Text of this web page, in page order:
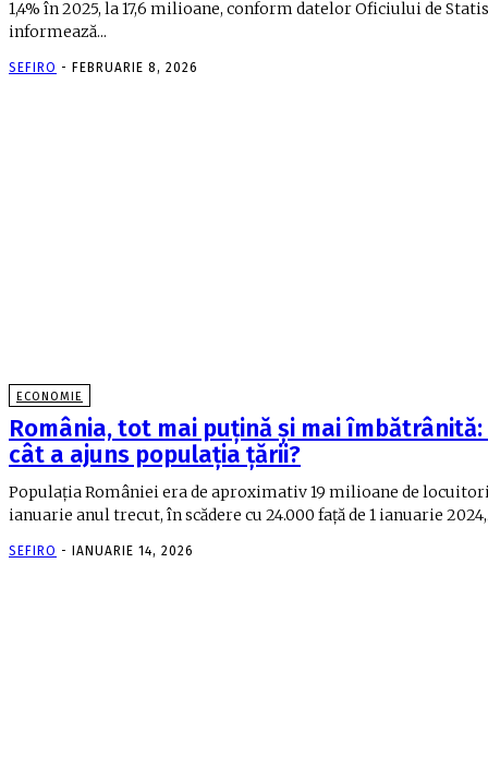
1,4% în 2025, la 17,6 milioane, conform datelor Oficiului de
informează...
SEFIRO - FEBRUARIE 8, 2026
ECONOMIE
România, tot mai puțină și mai îmbătrânită:
cât a ajuns populația țării?
Populaţia României era de aproximativ 19 milioane de
ianuarie anul trecut, în scădere cu 24.000 faţă de 1 ianuarie
SEFIRO - IANUARIE 14, 2026